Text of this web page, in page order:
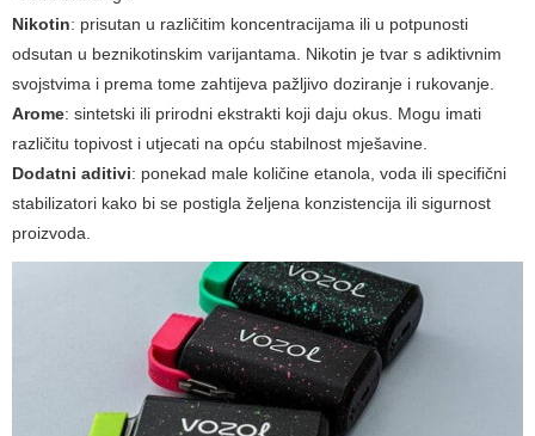
Nikotin: prisutan u različitim koncentracijama ili u potpunosti
odsutan u beznikotinskim varijantama. Nikotin je tvar s adiktivnim
svojstvima i prema tome zahtijeva pažljivo doziranje i rukovanje.
Arome: sintetski ili prirodni ekstrakti koji daju okus. Mogu imati
različitu topivost i utjecati na opću stabilnost mješavine.
Dodatni aditivi: ponekad male količine etanola, voda ili specifični
stabilizatori kako bi se postigla željena konzistencija ili sigurnost
proizvoda.